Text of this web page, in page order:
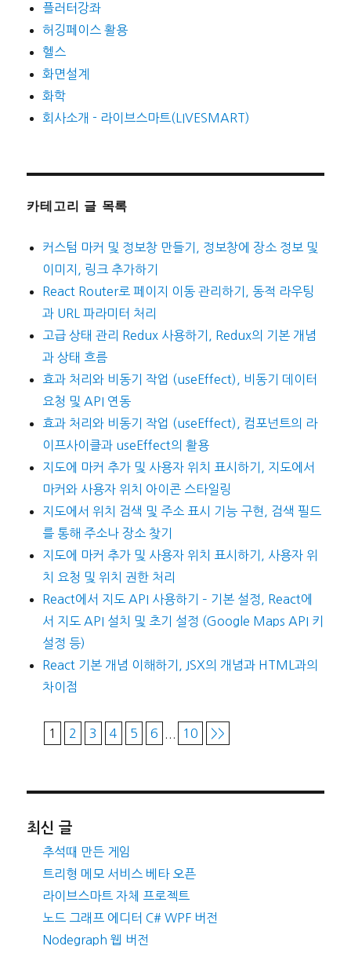
플러터강좌
허깅페이스 활용
헬스
화면설계
화학
회사소개 - 라이브스마트(LIVESMART)
카테고리 글 목록
커스텀 마커 및 정보창 만들기, 정보창에 장소 정보 및
이미지, 링크 추가하기
React Router로 페이지 이동 관리하기, 동적 라우팅
과 URL 파라미터 처리
고급 상태 관리 Redux 사용하기, Redux의 기본 개념
과 상태 흐름
효과 처리와 비동기 작업 (useEffect), 비동기 데이터
요청 및 API 연동
효과 처리와 비동기 작업 (useEffect), 컴포넌트의 라
이프사이클과 useEffect의 활용
지도에 마커 추가 및 사용자 위치 표시하기, 지도에서
마커와 사용자 위치 아이콘 스타일링
지도에서 위치 검색 및 주소 표시 기능 구현, 검색 필드
를 통해 주소나 장소 찾기
지도에 마커 추가 및 사용자 위치 표시하기, 사용자 위
치 요청 및 위치 권한 처리
React에서 지도 API 사용하기 – 기본 설정, React에
서 지도 API 설치 및 초기 설정 (Google Maps API 키
설정 등)
React 기본 개념 이해하기, JSX의 개념과 HTML과의
차이점
1 2 3 4 5 6 10 >>
최신 글
추석때 만든 게임
트리형 메모 서비스 베타 오픈
라이브스마트 자체 프로젝트
노드 그래프 에디터 C# WPF 버전
Nodegraph 웹 버전